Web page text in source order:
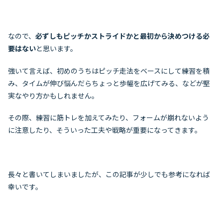
なので、 必ずしもピッチかストライドかと最初から決めつける必
要はないと思います。
強いて言えば、初めのうちはピッチ走法をベースにして練習を積
み、タイムが伸び悩んだらちょっと歩幅を広げてみる、などが堅
実なやり方かもしれません。
その際、練習に筋トレを加えてみたり、フォームが崩れないよう
に注意したり、そういった工夫や戦略が重要になってきます。
長々と書いてしまいましたが、この記事が少しでも参考になれば
幸いです。